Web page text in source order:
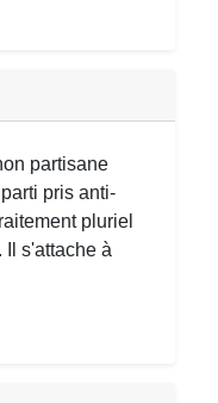
partisane
pris anti-
pluriel
s'attache à